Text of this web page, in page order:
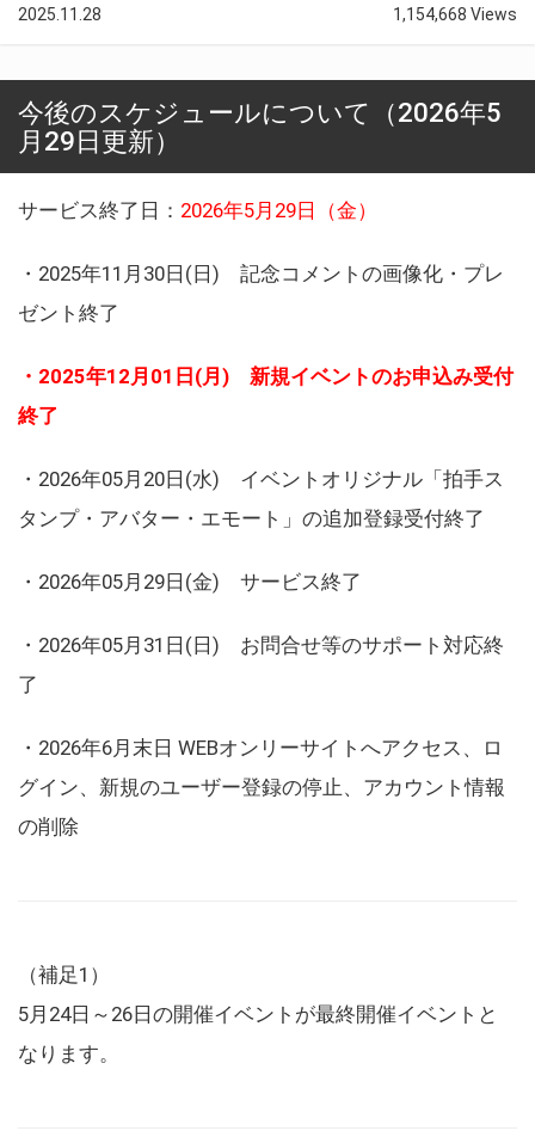
2025.11.28 1,154,668 Views
今後のスケジュールについて（2026年5
月29日更新）
サービス終了日： 2026年5月29日（金）
・2025年11月30日(日) 記念コメントの画像化・プレ
ゼント終了
・2025年12月01日(月) 新規イベントのお申込み受付
終了
・2026年05月20日(水) イベントオリジナル「拍手ス
タンプ・アバター・エモート」の追加登録受付終了
・2026年05月29日(金) サービス終了
・2026年05月31日(日) お問合せ等のサポート対応終
了
・2026年6月末日 WEBオンリーサイトへアクセス、ロ
グイン、新規のユーザー登録の停止、アカウント情報
の削除
（補足1）
5月24日～26日の開催イベントが最終開催イベントと
なります。